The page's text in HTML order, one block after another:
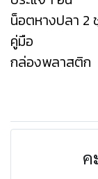
น็อตหางปลา 2
คู่มือ
กล่องพลาสติก
ค